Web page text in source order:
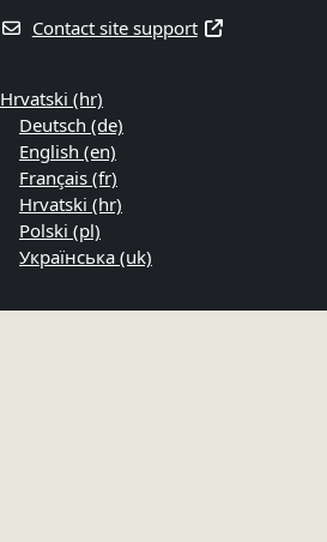
Contact site support
Hrvatski ‎(hr)‎
Deutsch ‎(de)‎
English ‎(en)‎
Français ‎(fr)‎
Hrvatski ‎(hr)‎
Polski ‎(pl)‎
Українська ‎(uk)‎